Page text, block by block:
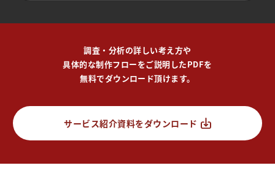
調査・分析の詳しい考え方や
具体的な制作フローをご説明したPDFを
無料でダウンロード頂けます。
サービス紹介資料をダウンロード